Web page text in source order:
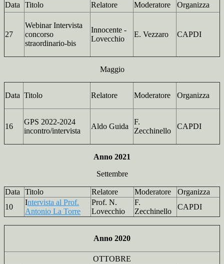
Data Titolo Relatore Moderatore Organizza
27
Webinar Intervista
concorso
straordinario-bis
Innocente -
Lovecchio
E. Vezzaro CAPDI
Maggio
Data Titolo Relatore Moderatore Organizza
16
GPS 2022-2024
incontro/intervista
Aldo Guida
F.
Zecchinello
CAPDI
Anno 2021
Settembre
Data Titolo Relatore Moderatore
Organizza
10
Intervista al Prof.
Antonio La Torre
Prof. N.
Lovecchio
F.
Zecchinello
CAPDI
Anno 2020
OTTOBRE